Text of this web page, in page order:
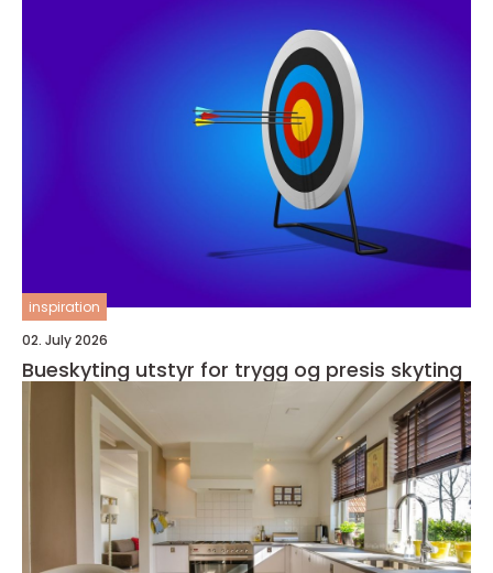
inspiration
02. July 2026
Bueskyting utstyr for trygg og presis skyting